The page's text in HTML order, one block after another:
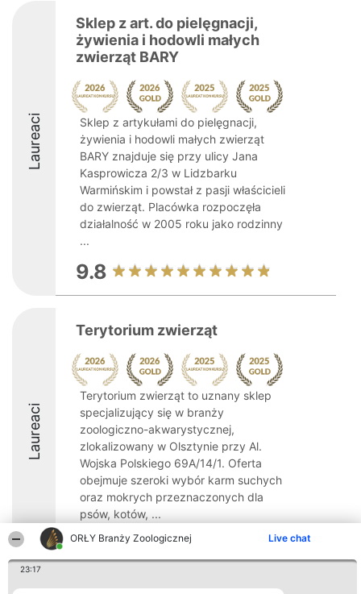
ORŁY Branży Zoologicznej Live chat
23:17
Laureaci
Sklep z art. do pielęgnacji,
żywienia i hodowli małych
zwierząt BARY
Sklep z artykułami do pielęgnacji,
żywienia i hodowli małych zwierząt
BARY znajduje się przy ulicy Jana
Kasprowicza 2/3 w Lidzbarku
Warmińskim i powstał z pasji właścicieli
do zwierząt. Placówka rozpoczęła
działalność w 2005 roku jako rodzinny
...
9.8
Laureaci
Terytorium zwierząt
Terytorium zwierząt to uznany sklep
specjalizujący się w branży
zoologiczno-akwarystycznej,
zlokalizowany w Olsztynie przy Al.
Wojska Polskiego 69A/14/1. Oferta
obejmuje szeroki wybór karm suchych
oraz mokrych przeznaczonych dla
psów, kotów, ...
10